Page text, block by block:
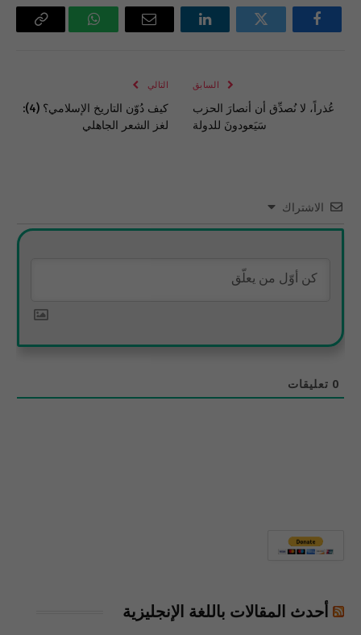
فيسبوك تويتر لينكدإن
البريد
واتساب Copy
السابق
عُذراً، لا نُصدِّق أن أنصارَ الحزب
سَيَعودونَ للدولة
التالي
كيف دُوّن التاريخ الإسلامي؟ (4):
لغز الشعر الجاهلي
الاشتراك
0 تعليقات
أحدث المقالات باللغة الإنجليزية